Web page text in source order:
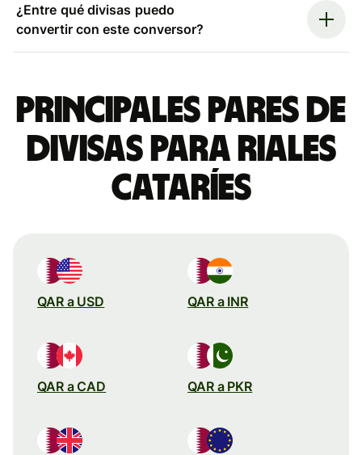
¿Entre qué divisas puedo
convertir con este conversor?
Principales pares de
divisas para riales
cataríes
QAR a USD QAR a INR
QAR a CAD QAR a PKR